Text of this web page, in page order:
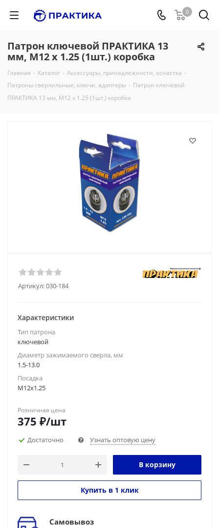
0
Патрон ключевой ПРАКТИКА 13
мм, M12 x 1.25 (1шт.) коробка
Главная - Каталог - Аксессуары, принадлежности, оснастка -
Патроны сверлильные, ключи, адаптеры - Патрон ключевой
ПРАКТИКА 13 мм, M12 x 1.25 (1шт.) коробка
Артикул:030-184
Характеристики
Тип патрона
ключевой
Диаметр зажимаемого сверла, мм
1.5-13.0
Посадка
M12x1.25
Розничная цена
375 ₽/шт
Достаточно Узнать оптовую цену
В корзину
Купить в 1 клик
Самовывоз